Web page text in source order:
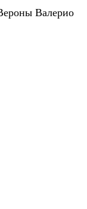
Валерио